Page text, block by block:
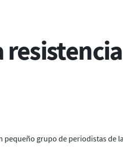
grupo de periodistas